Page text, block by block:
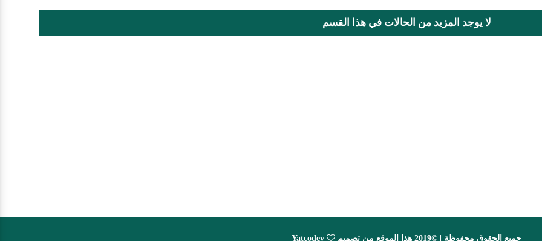
لا يوجد المزيد من الحالات في هذا القسم
جميع الحقوق محفوظة | ©2019 هذا الموقع من تصميم Yatcodev